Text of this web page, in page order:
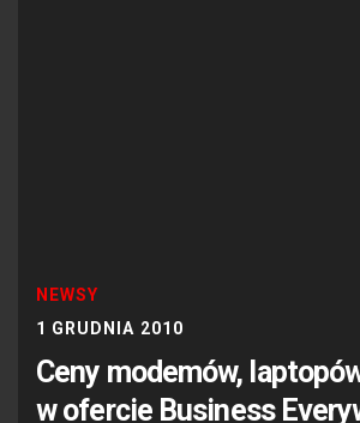
NEWSY
1 GRUDNIA 2010
Ceny modemów,
w ofercie Business